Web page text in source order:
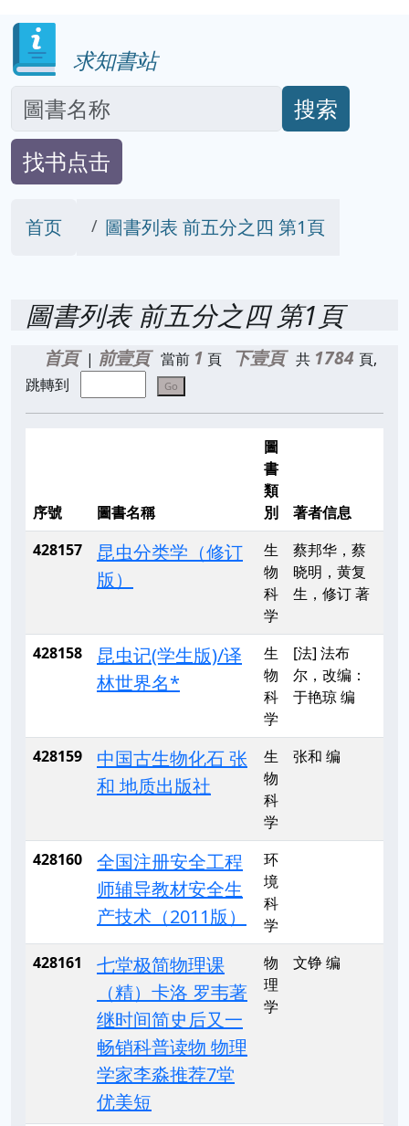
求知書站
搜索
找书点击
首页 圖書列表 前五分之四 第1頁
圖書列表 前五分之四 第1頁
首頁| 前壹頁當前 1 頁 下壹頁共 1784 頁,
跳轉到
Go
序號 圖書名稱
圖
書
類
別
著者信息
428157
昆虫分类学（修订
版）
生
物
科
学
蔡邦华，蔡
晓明，黄复
生，修订 著
428158
昆虫记(学生版)/译
林世界名*
生
物
科
学
[法] 法布
尔，改编：
于艳琼 编
428159
中国古生物化石 张
和 地质出版社
生
物
科
学
张和 编
428160
全国注册安全工程
师辅导教材安全生
产技术（2011版）
环
境
科
学
428161
七堂极简物理课
（精）卡洛 罗韦著
继时间简史后又一
畅销科普读物 物理
学家李淼推荐7堂
优美短
物
理
学
文铮 编